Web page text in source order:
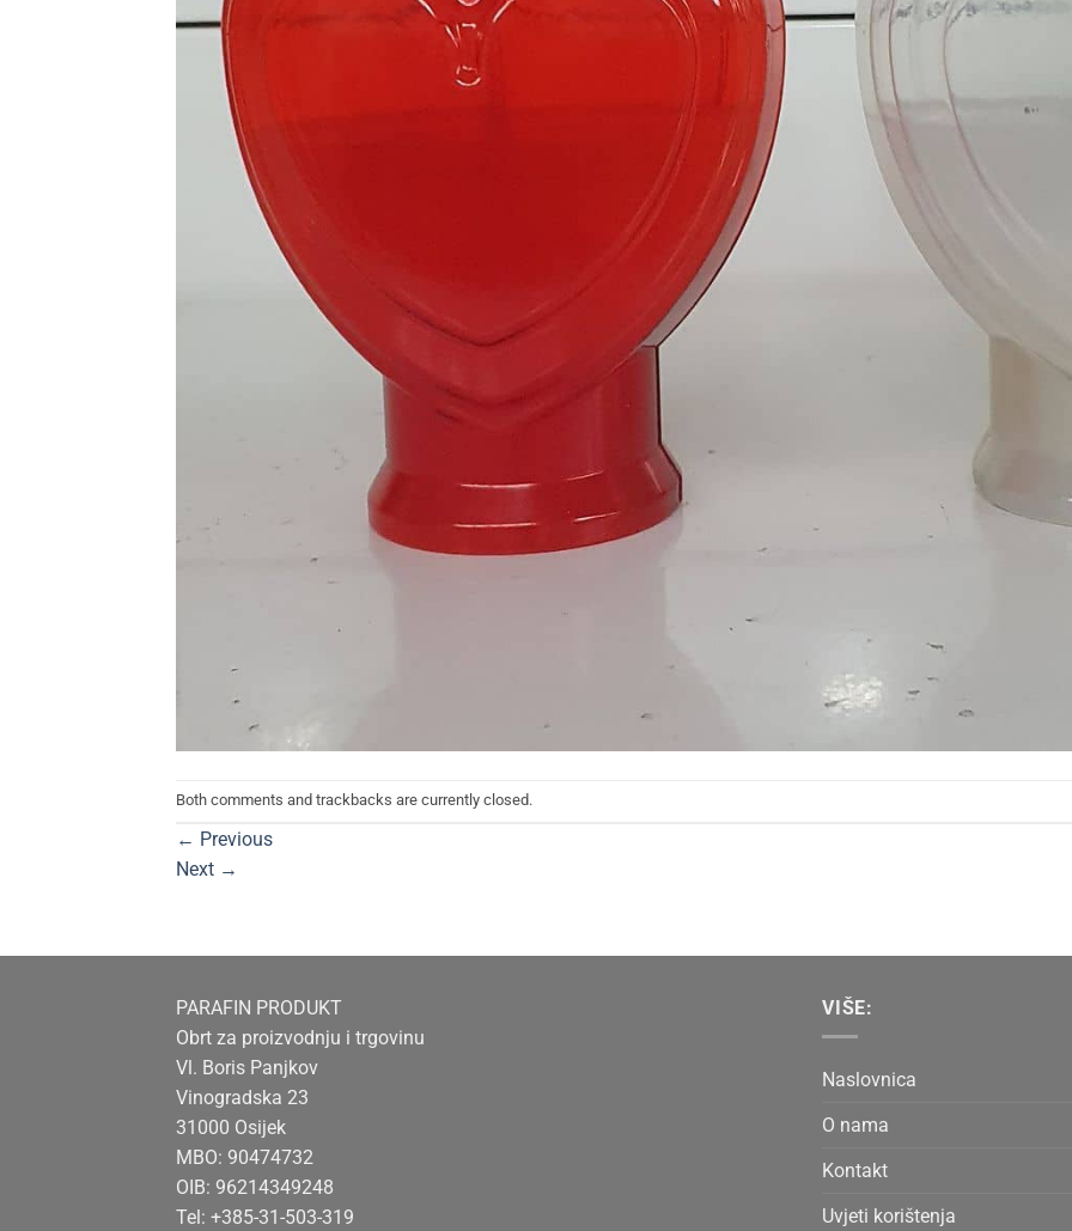
Both comments and trackbacks are currently closed.
← Previous
Next →
PARAFIN PRODUKT
Obrt za proizvodnju i trgovinu
Vl. Boris Panjkov
Vinogradska 23
31000 Osijek
MBO: 90474732
OIB: 96214349248
Tel: +385-31-503-319
VIŠE:
Naslovnica
O nama
Kontakt
Uvjeti korištenja